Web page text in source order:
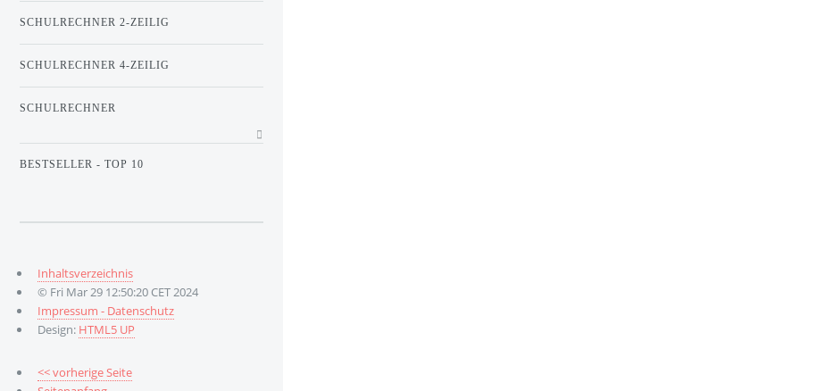
SCHULRECHNER 2-ZEILIG
SCHULRECHNER 4-ZEILIG
SCHULRECHNER
BESTSELLER - TOP 10
Inhaltsverzeichnis
© Fri Mar 29 12:50:20 CET 2024
Impressum - Datenschutz
Design: HTML5 UP
<< vorherige Seite